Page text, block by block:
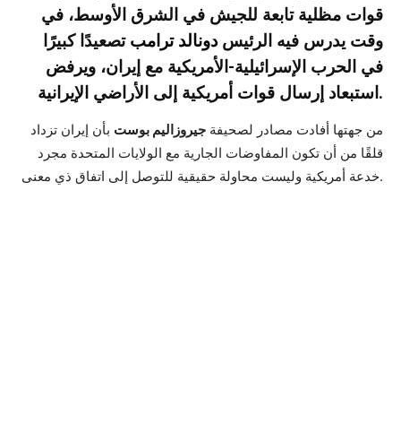
قوات مظلية تابعة للجيش في الشرق الأوسط، في
وقت يدرس فيه الرئيسدونالد ترامب تصعيدًا كبيرًا
في الحرب الإسرائيلية-الأمريكية مع إيران، ويرفض
استبعاد إرسال قوات أمريكية إلى الأراضي الإيرانية.
من جهتها أفادت مصادر لصحيفة جيروزاليم بوست بأن إيران تزداد
قلقًا من أن تكون المفاوضات الجارية مع الولايات المتحدة مجرد
خدعة أمريكية وليست محاولة حقيقية للتوصل إلى اتفاق ذي معنى.